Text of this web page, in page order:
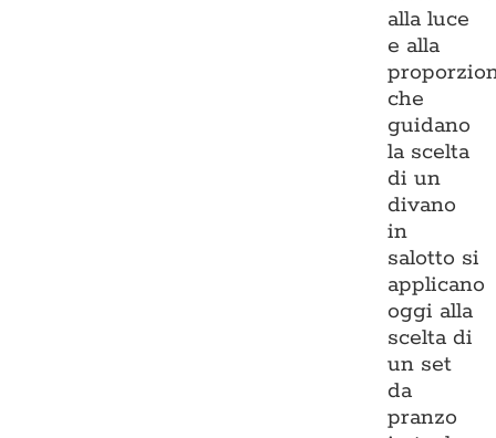
alla luce
e alla
che
guidano
la scelta
di un
divano
in
salotto si
applicano
oggi alla
scelta di
un set
da
pranzo